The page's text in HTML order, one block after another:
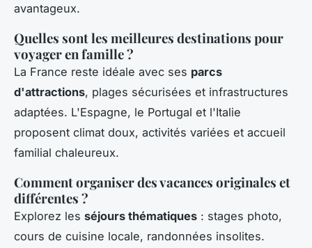
avantageux.
Quelles sont les meilleures destinations pour
voyager en famille ?
La France reste idéale avec ses parcs
d'attractions, plages sécurisées et infrastructures
adaptées. L'Espagne, le Portugal et l'Italie
proposent climat doux, activités variées et accueil
familial chaleureux.
Comment organiser des vacances originales et
différentes ?
Explorez les séjours thématiques : stages photo,
cours de cuisine locale, randonnées insolites.